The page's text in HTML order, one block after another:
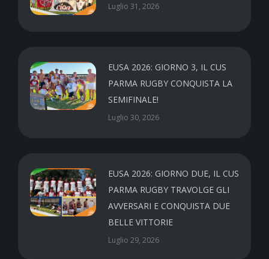
Luglio 31, 2026
EUSA 2026: GIORNO 3, IL CUS
PARMA RUGBY CONQUISTA LA
SEMIFINALE!
Luglio 30, 2026
EUSA 2026: GIORNO DUE, IL CUS
PARMA RUGBY TRAVOLGE GLI
AVVERSARI E CONQUISTA DUE
BELLE VITTORIE
Luglio 29, 2026